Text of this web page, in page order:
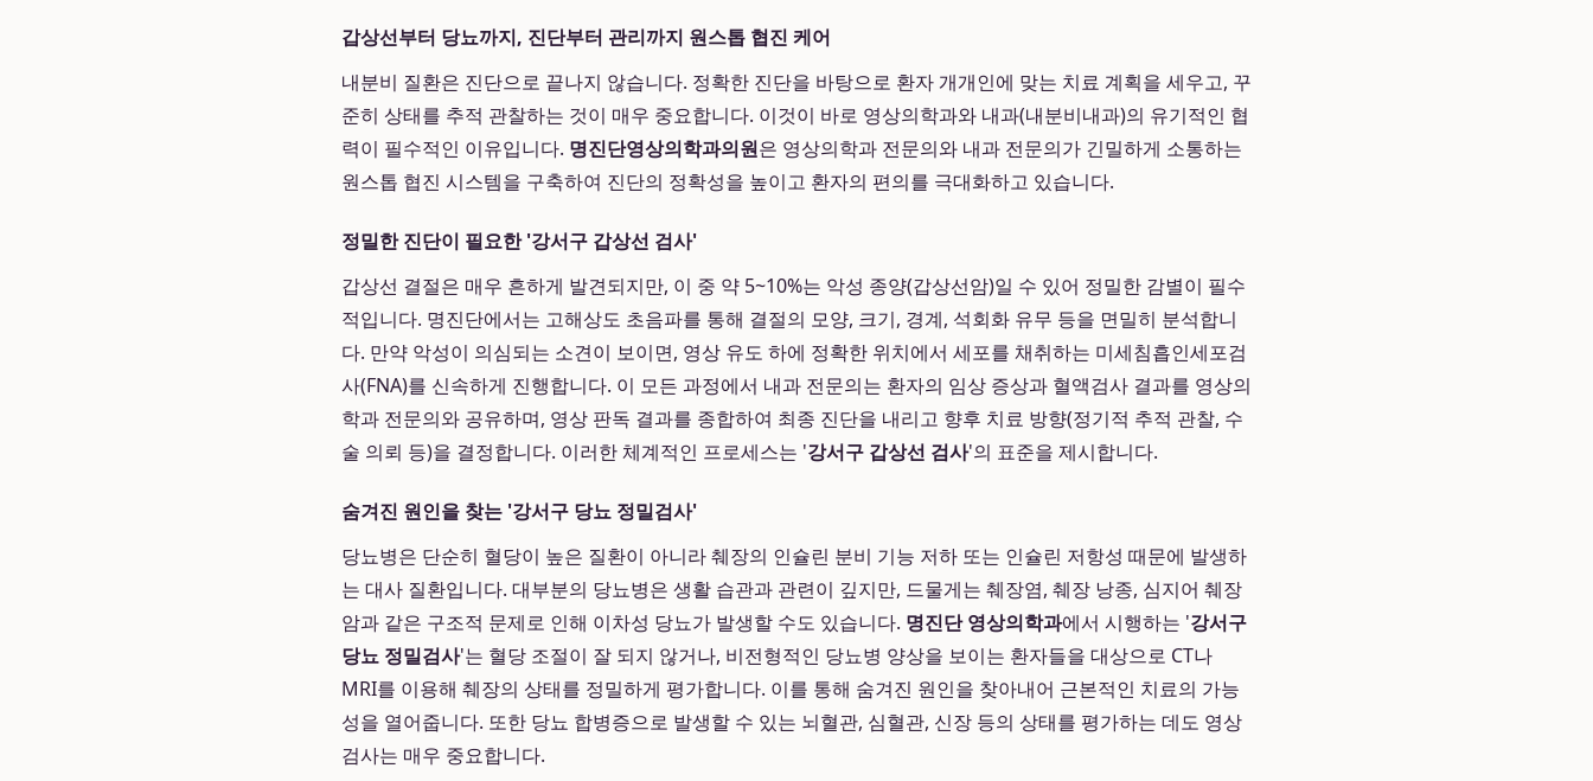
갑상선부터 당뇨까지, 진단부터 관리까지 원스톱 협진 케어
내분비 질환은 진단으로 끝나지 않습니다. 정확한 진단을 바탕으로 환자 개개인에 맞는 치료 계획을 세우고, 꾸
준히 상태를 추적 관찰하는 것이 매우 중요합니다. 이것이 바로 영상의학과와 내과(내분비내과)의 유기적인 협
력이 필수적인 이유입니다. 명진단영상의학과의원은 영상의학과 전문의와 내과 전문의가 긴밀하게 소통하는
원스톱 협진 시스템을 구축하여 진단의 정확성을 높이고 환자의 편의를 극대화하고 있습니다.
정밀한 진단이 필요한 '강서구 갑상선 검사'
갑상선 결절은 매우 흔하게 발견되지만, 이 중 약 5~10%는 악성 종양(갑상선암)일 수 있어 정밀한 감별이 필수
적입니다. 명진단에서는 고해상도 초음파를 통해 결절의 모양, 크기, 경계, 석회화 유무 등을 면밀히 분석합니
다. 만약 악성이 의심되는 소견이 보이면, 영상 유도 하에 정확한 위치에서 세포를 채취하는 미세침흡인세포검
사(FNA)를 신속하게 진행합니다. 이 모든 과정에서 내과 전문의는 환자의 임상 증상과 혈액검사 결과를 영상의
학과 전문의와 공유하며, 영상 판독 결과를 종합하여 최종 진단을 내리고 향후 치료 방향(정기적 추적 관찰, 수
술 의뢰 등)을 결정합니다. 이러한 체계적인 프로세스는 '강서구 갑상선 검사'의 표준을 제시합니다.
숨겨진 원인을 찾는 '강서구 당뇨 정밀검사'
당뇨병은 단순히 혈당이 높은 질환이 아니라 췌장의 인슐린 분비 기능 저하 또는 인슐린 저항성 때문에 발생하
는 대사 질환입니다. 대부분의 당뇨병은 생활 습관과 관련이 깊지만, 드물게는 췌장염, 췌장 낭종, 심지어 췌장
암과 같은 구조적 문제로 인해 이차성 당뇨가 발생할 수도 있습니다. 명진단 영상의학과에서 시행하는 '강서구
당뇨 정밀검사'는 혈당 조절이 잘 되지 않거나, 비전형적인 당뇨병 양상을 보이는 환자들을 대상으로 CT나
MRI를 이용해 췌장의 상태를 정밀하게 평가합니다. 이를 통해 숨겨진 원인을 찾아내어 근본적인 치료의 가능
성을 열어줍니다. 또한 당뇨 합병증으로 발생할 수 있는 뇌혈관, 심혈관, 신장 등의 상태를 평가하는 데도 영상
검사는 매우 중요합니다.